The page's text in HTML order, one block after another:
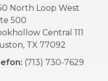
North Loop West
500
Central 111
TX 77092
(713) 730-7629